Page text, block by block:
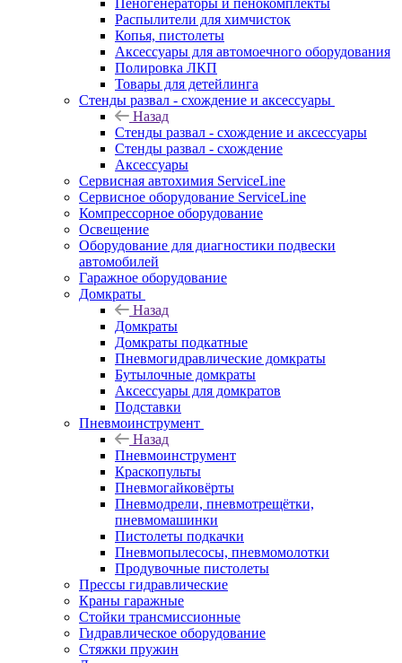
Пеногенераторы и пенокомплекты
Распылители для химчисток
Копья, пистолеты
Аксессуары для автомоечного оборудования
Полировка ЛКП
Товары для детейлинга
Стенды развал - схождение и аксессуары
Назад
Стенды развал - схождение и аксессуары
Стенды развал - схождение
Аксессуары
Сервисная автохимия ServiceLine
Сервисное оборудование ServiceLine
Компрессорное оборудование
Освещение
Оборудование для диагностики подвески
автомобилей
Гаражное оборудование
Домкраты
Назад
Домкраты
Домкраты подкатные
Пневмогидравлические домкраты
Бутылочные домкраты
Аксессуары для домкратов
Подставки
Пневмоинструмент
Назад
Пневмоинструмент
Краскопульты
Пневмогайковёрты
Пневмодрели, пневмотрещётки,
пневмомашинки
Пистолеты подкачки
Пневмопылесосы, пневмомолотки
Продувочные пистолеты
Прессы гидравлические
Краны гаражные
Стойки трансмиссионные
Гидравлическое оборудование
Стяжки пружин